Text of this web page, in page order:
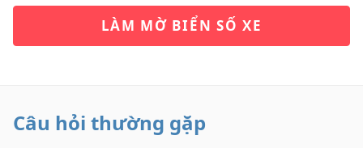
LÀM MỜ BIỂN SỐ XE
Câu hỏi thường gặp